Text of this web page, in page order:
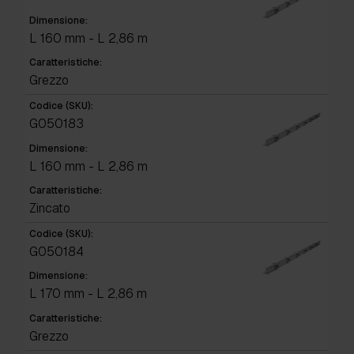
Dimensione:
L 160 mm - L 2,86 m
Caratteristiche:
Grezzo
Codice (SKU):
G050183
Dimensione:
L 160 mm - L 2,86 m
Caratteristiche:
Zincato
Codice (SKU):
G050184
Dimensione:
L 170 mm - L 2,86 m
Caratteristiche:
Grezzo